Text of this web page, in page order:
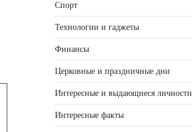
Спорт
Технологии и гаджеты
Финансы
Церковные и праздничные дни
Интересные и выдающиеся личности
Интересные факты